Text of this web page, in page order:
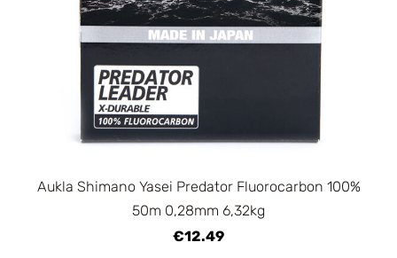
Aukla Shimano Yasei Predator Fluorocarbon 100%
50m 0,28mm 6,32kg
€12.49